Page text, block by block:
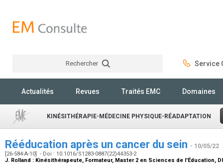
Rechercher Service
Actualités Revues Traités EMC Domaines
KINÉSITHÉRAPIE-MÉDECINE PHYSIQUE-RÉADAPTATION
Rééducation après un cancer du sein - 10/05/22
[26-584-A-10] - Doi : 10.1016/S1283-0887(22)44353-2
J. Rolland : Kinésithérapeute, Formateur, Master 2 en Sciences de l'Éducation,